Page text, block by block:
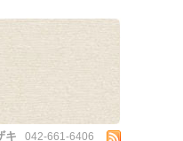
キ 042-661-6406